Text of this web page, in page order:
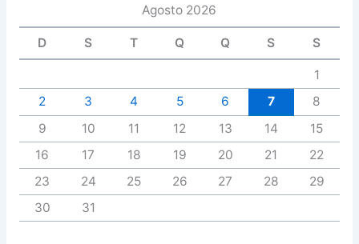
Agosto 2026
D S T Q Q S S
1
2
3 4 5 6 7
8
9
10 11 12 13 14
15
16
17 18 19 20 21
22
23
24 25 26 27 28
29
30
31